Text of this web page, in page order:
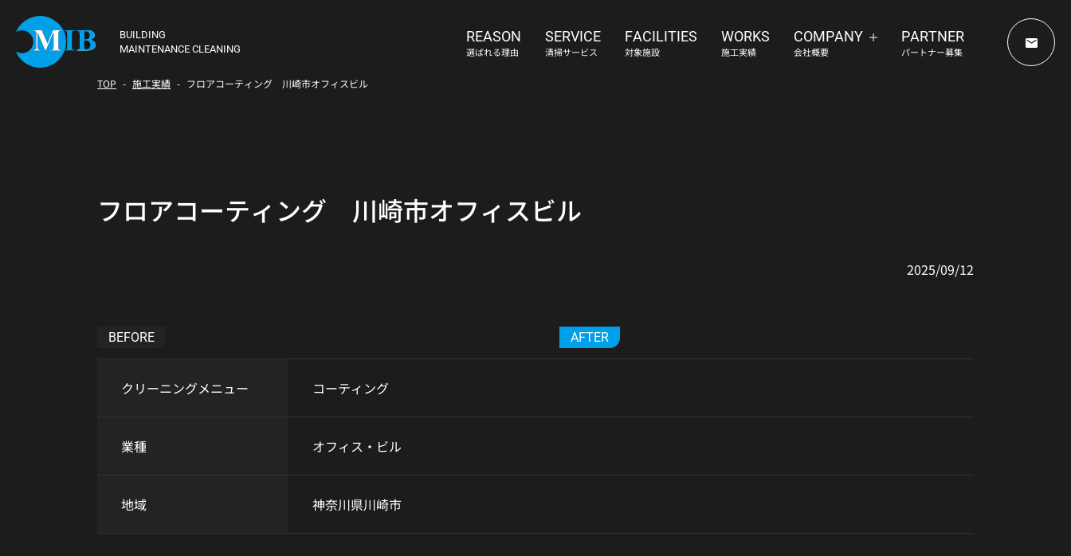
BUILDING
MAINTENANCE CLEANING
REASON
選ばれる理由
SERVICE
清掃サービス
FACILITIES
対象施設
WORKS
施工実績
COMPANY
会社概要
PARTNER
パートナー募集
TOP 施工実績 フロアコーティング 川崎市オフィスビル
フロアコーティング 川崎市オフィスビル
2025/09/12
BEFORE AFTER
クリーニングメニュー コーティング
業種 オフィス・ビル
地域 神奈川県川崎市